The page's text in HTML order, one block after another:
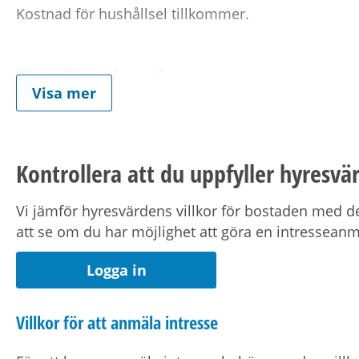
Kostnad för hushållsel tillkommer.
Förmedlingsinformation
Viktig information om visning eller förmedling
Om hyresvärden har villkor om antal
om dig, din registrerade medboende och
Observera att om inflyttningsdatumet infaller på
nästkommande vardag.
Om din anställning inte är i Stockholmsområdet
Visa mer
Kontrollera att du uppfyller
Vi jämför hyresvärdens villkor för bostaden med
att se om du har möjlighet att göra en
Logga in
Villkor för att anmäla intresse